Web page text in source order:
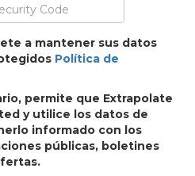
a mantener sus datos
Política de
permite que Extrapolate
y utilice los datos de
informado con los
públicas, boletines